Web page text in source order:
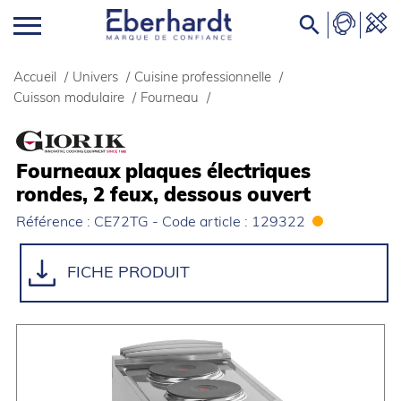

Accueil / Univers / Cuisine professionnelle /
Cuisson modulaire / Fourneau /
Fourneaux plaques électriques
rondes, 2 feux, dessous ouvert
Référence : CE72TG - Code article : 129322
FICHE PRODUIT